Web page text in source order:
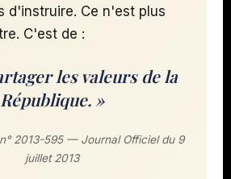
d'instruire. Ce n'est plus
C'est de :
les valeurs de la
République. »
2013-595 — Journal Officiel du 9
juillet 2013